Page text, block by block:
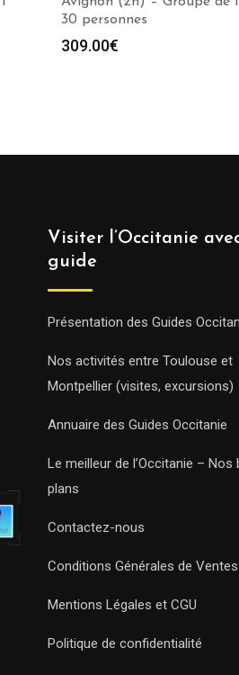
30 personnes
309.00€
Visiter l’Occitanie
guide
Présentation des Guides
Nos activités entre Toulouse et
Montpellier (visites, excursions)
Annuaire des Guides Occitanie
Le meilleur de l’Occitanie – Nos
plans
Contactez-nous
Conditions Générales de Ventes
Mentions Légales et CGU
Politique de confidentialité